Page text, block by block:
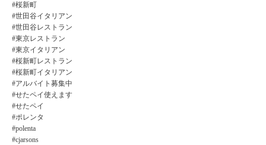
#桜新町
#世田谷イタリアン
#世田谷レストラン
#東京レストラン
#東京イタリアン
#桜新町レストラン
#桜新町イタリアン
#アルバイト募集中
#せたペイ使えます
#せたペイ
#ポレンタ
#polenta
#cjarsons